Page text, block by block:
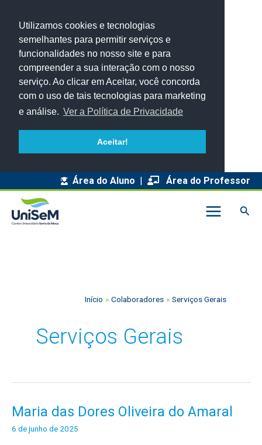
Utilizamos cookies e tecnologias
semelhantes para permitir serviços e
funcionalidades no nosso site e para
compreender a sua interação com o nosso
serviço. Ao clicar em Aceitar, você concorda
com o uso de tais tecnologias para marketing
e análise. Ver a Política de Privacidade
Aceitar!
Área do Aluno | Área do Professor
Início Colaboradores Serviços Gerais
Serviços Gerais
Maria das Dores Oliveira do Amaral
6 de junho de 2025
Maria
das
q
u